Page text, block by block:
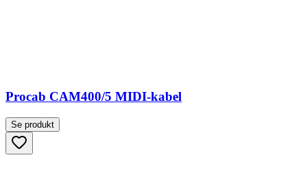
Procab CAM400/5 MIDI-kabel
Se produkt